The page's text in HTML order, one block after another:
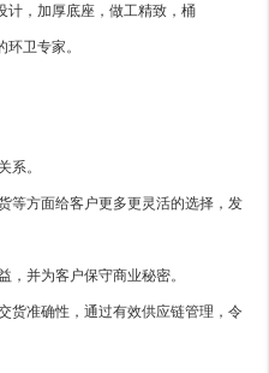
计，加厚底座，做工精致，桶
环卫专家。
系。
等方面给客户更多更灵活的选择，发
并为客户保守商业秘密。
货准确性，通过有效供应链管理，令